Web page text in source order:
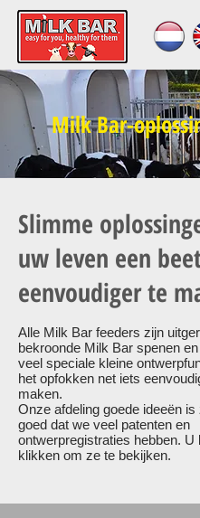
Milk Bar-
Slimme
uw leven een
eenvoudiger te
Alle Milk Bar feeders zijn
bekroonde Milk Bar spenen
veel speciale kleine
het opfokken net iets
maken.
Onze afdeling goede ideeën
goed dat we veel patenten en
ontwerpregistraties hebben. U
klikken om ze te bekijken.